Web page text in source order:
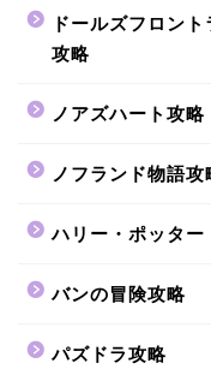
ドールズフロン
攻略
ノアズハート攻略
ノフランド物語攻
ハリー・ポッタ
バンの冒険攻略
パズドラ攻略